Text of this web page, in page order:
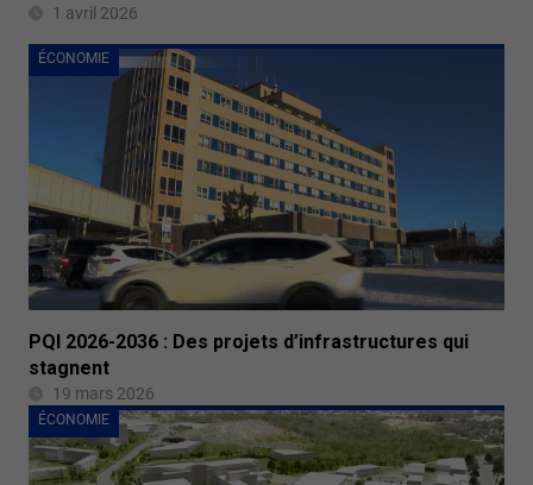
1 avril 2026
ÉCONOMIE
PQI 2026-2036 : Des projets d’infrastructures qui
stagnent
19 mars 2026
ÉCONOMIE